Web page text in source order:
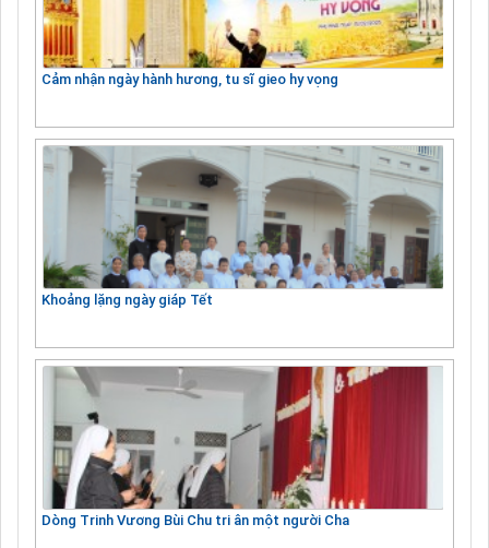
Cảm nhận ngày hành hương, tu sĩ gieo hy vọng
Khoảng lặng ngày giáp Tết
Dòng Trinh Vương Bùi Chu tri ân một người Cha